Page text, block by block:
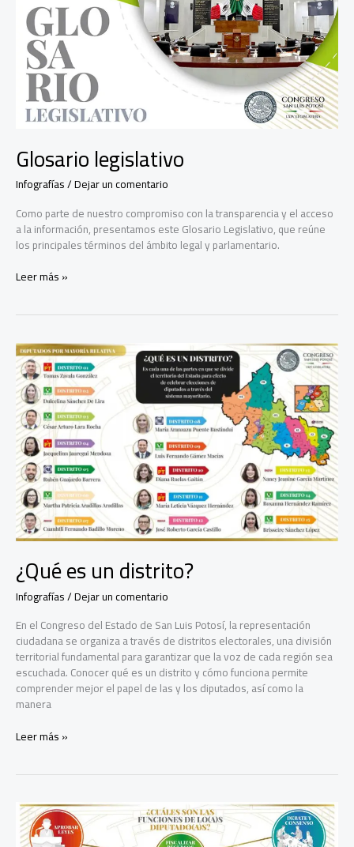
Potosí
Glosario legislativo
Infografías/Dejar un comentario
Como parte de nuestro compromiso con la transparencia y el acceso
a la información, presentamos este Glosario Legislativo, que reúne
los principales términos del ámbito legal y parlamentario.
Glosario
Leer más »
¿Qué es un distrito?
Infografías/Dejar un comentario
En el Congreso del Estado de San Luis Potosí, la representación
ciudadana se organiza a través de distritos electorales, una división
territorial fundamental para garantizar que la voz de cada región sea
escuchada. Conocer qué es un distrito y cómo funciona permite
comprender mejor el papel de las y los diputados, así como la
manera
¿Qué
Leer más »